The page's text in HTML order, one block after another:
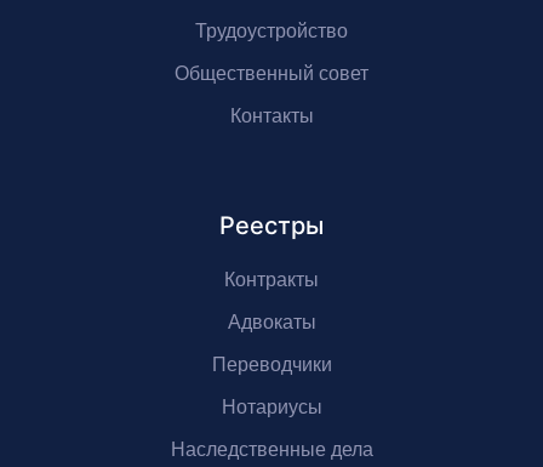
Трудоустройство
Общественный совет
Контакты
Реестры
Контракты
Адвокаты
Переводчики
Нотариусы
Наследственные дела